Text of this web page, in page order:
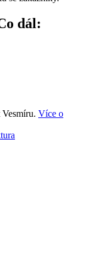
dál:
Více o